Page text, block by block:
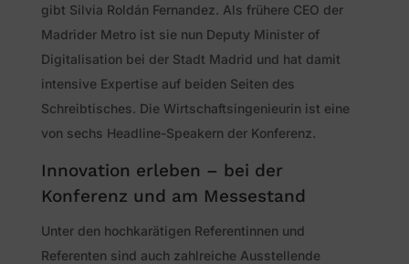
gibt Silvia Roldán Fernandez. Als frühere CEO der
Madrider Metro ist sie nun Deputy Minister of
Digitalisation bei der Stadt Madrid und hat damit
intensive Expertise auf beiden Seiten des
Schreibtisches. Die Wirtschaftsingenieurin ist eine
von sechs Headline-Speakern der Konferenz.
Innovation erleben – bei der
Konferenz und am Messestand
Unter den hochkarätigen Referentinnen und
Referenten sind auch zahlreiche Ausstellende